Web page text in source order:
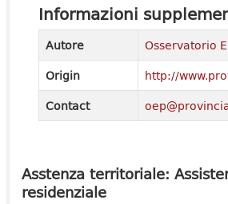
Asstenza territoriale:
residenziale
Informazioni
Autore
Osservatorio
Origin
http://
Contact